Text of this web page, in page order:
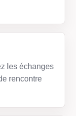
les échanges
rencontre